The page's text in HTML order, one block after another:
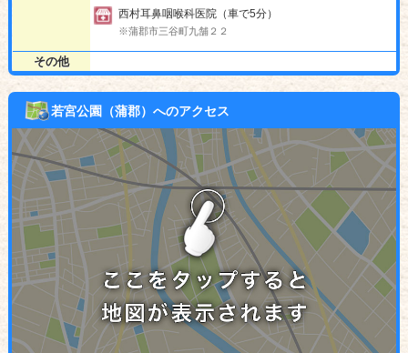
西村耳鼻咽喉科医院（車で5分）
※蒲郡市三谷町九舗２２
その他
若宮公園（蒲郡）へのアクセス